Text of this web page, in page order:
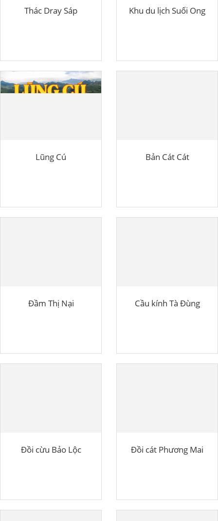
Thác Dray Sáp Khu du lịch Suối Ong
Lũng Cú Bản Cát Cát
Đầm Thị Nại Cầu kính Tà Đùng
Đồi cừu Bảo Lộc Đồi cát Phương Mai